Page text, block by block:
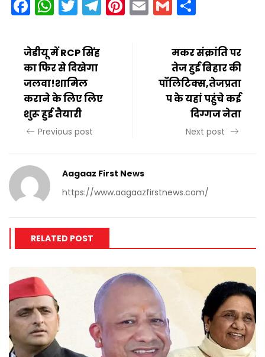
Facebook
WhatsApp
Twitter
Telegram
Pinterest
EmailGmail
जेडीयू में RCP सिंह
का फिर से दिखेगा
जलवा!शामिल
कराने के लिए लिए
शुरू हुई तैयारी
Previous post
मकर संक्रांति पर
तेज हुई बिहार की
पॉलिटिक्स,तेजप्रता
प के यहां पहुंचे कई
दिग्गज नेता
Next post
Aagaaz First News
https://www.aagaazfirstnews.com/
RELATED POST